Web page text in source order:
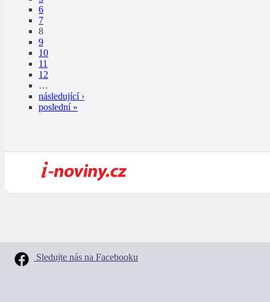
6
7
8
9
10
11
12
…
následující ›
poslední »
Sledujte nás na Facebooku